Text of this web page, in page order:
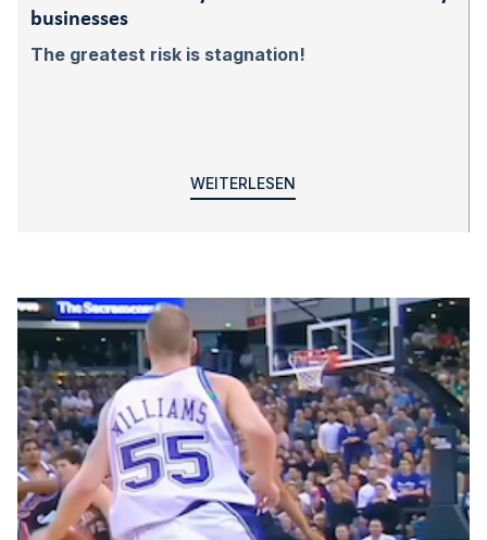
businesses
The greatest risk is stagnation!
WEITERLESEN